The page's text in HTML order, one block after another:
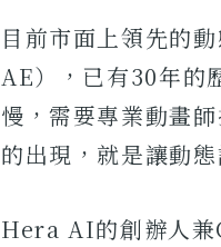
目前市面上領先的
AE），已有30年的
慢，需要專業動畫
的出現，就是讓動
Hera AI的創辦人兼